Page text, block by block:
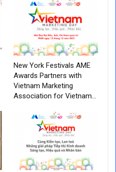
New York Festivals AME
Awards Partners with
Vietnam Marketing
Association for Vietnam…